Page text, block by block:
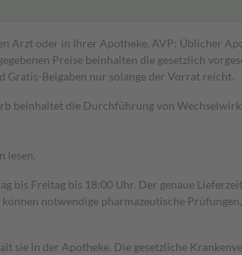
Arzt oder in Ihrer Apotheke. AVP: Üblicher
Preise beinhalten die gesetzlich
Beigaben nur solange der Vorrat reicht.
beinhaltet die Durchführung von
lesen.
Freitag bis 18:00 Uhr. Der genaue
notwendige pharmazeutische
sie in der Apotheke. Die gesetzliche